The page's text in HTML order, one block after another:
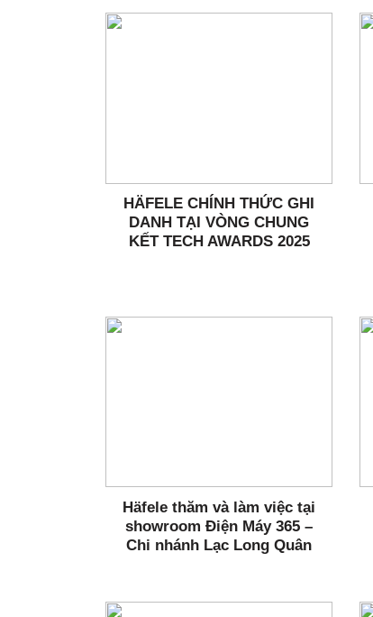
HÄFELE CHÍNH THỨC GHI
DANH TẠI VÒNG CHUNG
KẾT TECH AWARDS 2025
Häfele thăm và làm việc tại
showroom Điện Máy 365 –
Chi nhánh Lạc Long Quân